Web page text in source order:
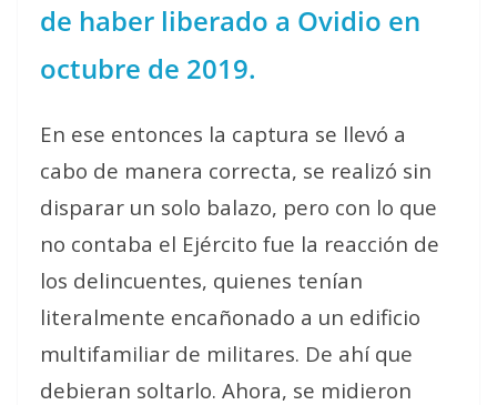
de haber liberado a Ovidio en
octubre de 2019.
En ese entonces la captura se llevó a
cabo de manera correcta, se realizó sin
disparar un solo balazo, pero con lo que
no contaba el Ejército fue la reacción de
los delincuentes, quienes tenían
literalmente encañonado a un edificio
multifamiliar de militares. De ahí que
debieran soltarlo. Ahora, se midieron